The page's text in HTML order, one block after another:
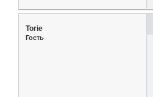
Torie
Гость